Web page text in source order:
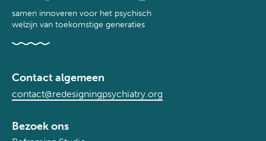
samen innoveren voor het psychisch
welzijn van toekomstige generaties
Contact algemeen
contact@redesigningpsychiatry.org
Bezoek ons